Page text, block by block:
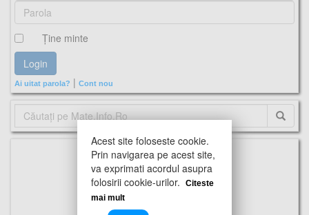
Ţine minte
Ai uitat parola? | Cont nou
Acest site foloseste cookie.
Prin navigarea pe acest site,
va exprimati acordul asupra
folosirii cookie-urilor.
Citeste
mai mult